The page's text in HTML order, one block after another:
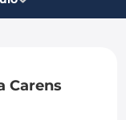
Carens